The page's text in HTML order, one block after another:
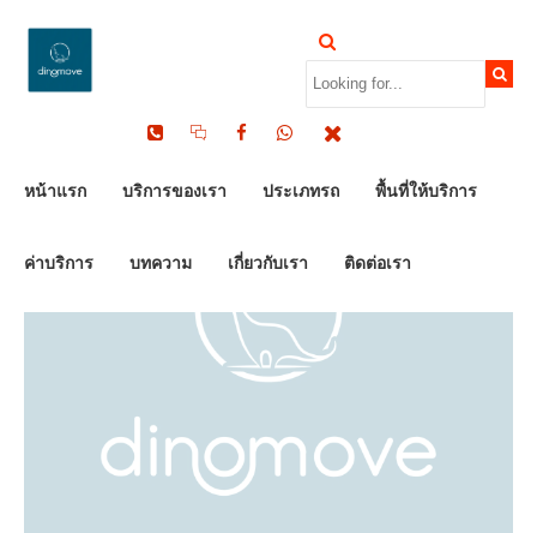
หน้าแรก บริการของเรา ประเภทรถ พื้นที่ให้บริการ
ค่าบริการ บทความ เกี่ยวกับเรา ติดต่อเรา